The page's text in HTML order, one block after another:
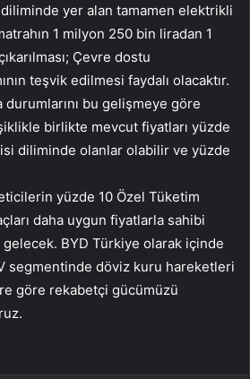
yer alan tamamen elektrikli
1 milyon 250 bin liradan 1
Çevre dostu
teşvik edilmesi faydalı olacaktır.
durumlarını bu gelişmeye göre
birlikte mevcut fiyatları yüzde
diliminde olanlar olabilir ve yüzde
yüzde 10 Özel Tüketim
daha uygun fiyatlarla sahibi
BYD Türkiye olarak içinde
segmentinde döviz kuru hareketleri
göre rekabetçi gücümüzü